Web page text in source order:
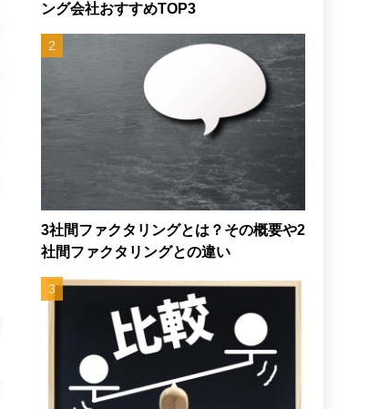
ング会社おすすめTOP3
3社間ファクタリングとは？その概要や2
社間ファクタリングとの違い